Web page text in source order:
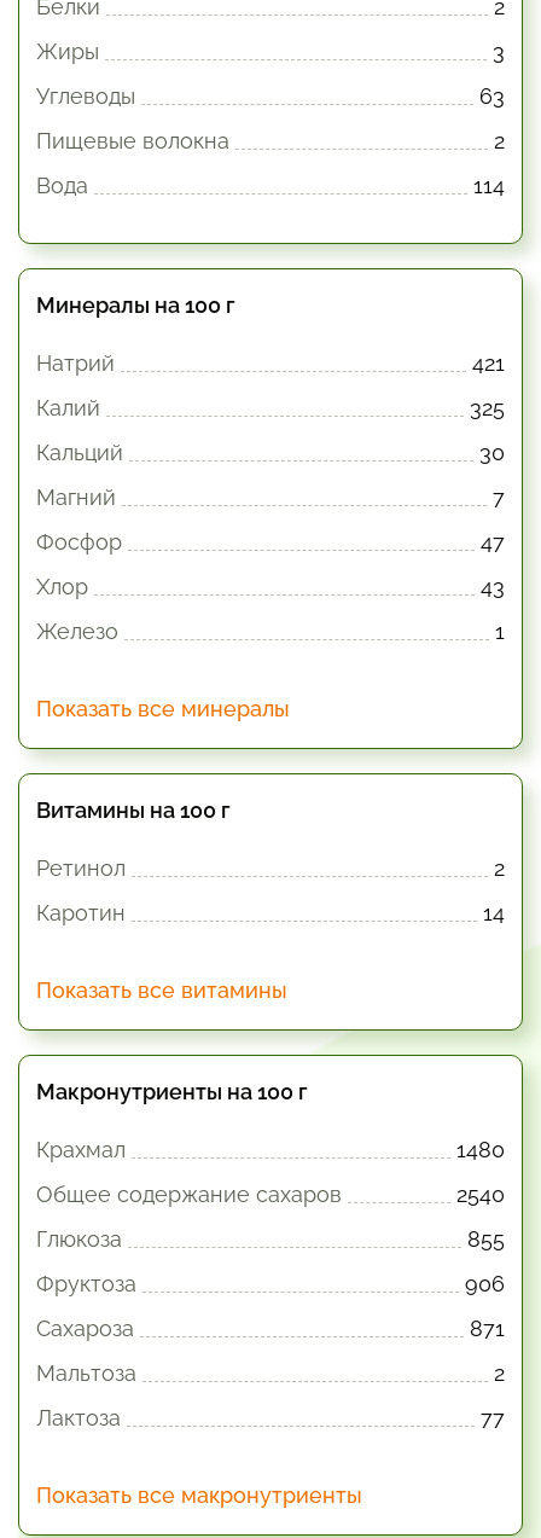
Белки
2
Жиры
3
Углеводы
63
Пищевые волокна
2
Вода
114
Минералы на 100 г
Натрий
421
Калий
325
Кальций
30
Магний
7
Фосфор
47
Хлор
43
Железо
1
Показать все минералы
Витамины на 100 г
Ретинол
2
Каротин
14
Показать все витамины
Макронутриенты на 100 г
Крахмал
1480
Общее содержание сахаров
2540
Глюкоза
855
Фруктоза
906
Сахароза
871
Мальтоза
2
Лактоза
77
Показать все макронутриенты